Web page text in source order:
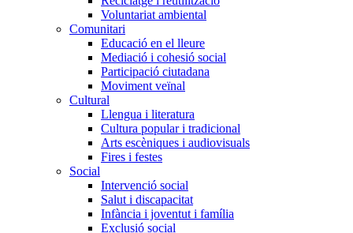
Voluntariat ambiental
Comunitari
Educació en el lleure
Mediació i cohesió social
Participació ciutadana
Moviment veïnal
Cultural
Llengua i literatura
Cultura popular i tradicional
Arts escèniques i audiovisuals
Fires i festes
Social
Intervenció social
Salut i discapacitat
Infància i joventut i família
Exclusió social